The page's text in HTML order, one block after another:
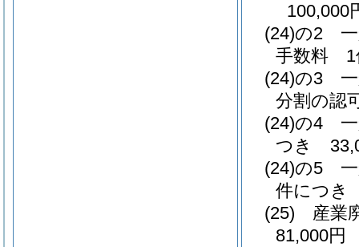
100,000
(24)の2
手数料 1
(24)の3
分割の認
(24)の4
つき
(24)の5
件につき
(25)
産業
81,000円